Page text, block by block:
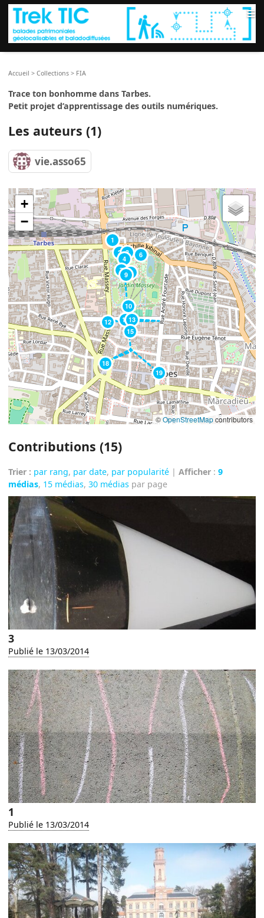
≡
Accueil >Collections > FIA
Trace ton bonhomme dans Tarbes.
Petit projet d’apprentissage des outils numériques.
Les auteurs (1)
vie.asso65
1
2 3
4
6
7
8
9
10
11
12
13
15
18
19
+
−
©OpenStreetMapcontributors
Contributions (15)
Trier : par rang, par date, par popularité |Afficher :9
médias, 15 médias,30 médias par page
3
Publié le 13/03/2014
1
Publié le 13/03/2014